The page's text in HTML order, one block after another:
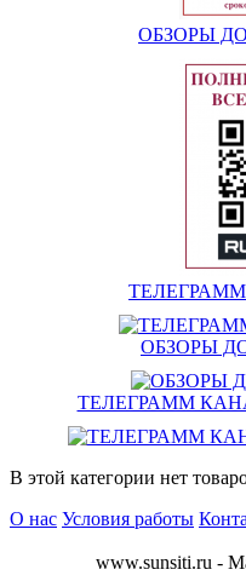
ОБЗОРЫ
ОБЗОРЫ
ТЕЛЕГРАММ
В этой категории нет
О нас Условия работы
www.sunsiti.ru -